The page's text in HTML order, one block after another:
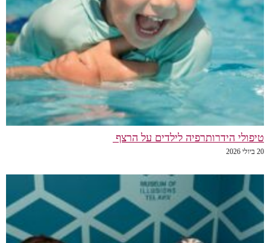
טיפולי הידרותרפיה לילדים על הרצף
20 ביולי 2026